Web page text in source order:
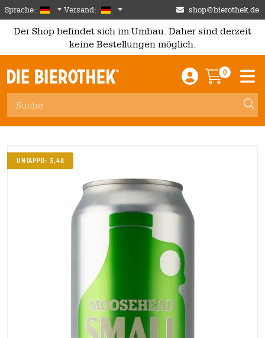
Skip to main content
Sprache: German
Versand: Deutschland shop@bierothek.de
Der Shop befindet sich im Umbau. Daher sind derzeit
keine Bestellungen möglich.
Einloggen /
0
Untappd: 3,48